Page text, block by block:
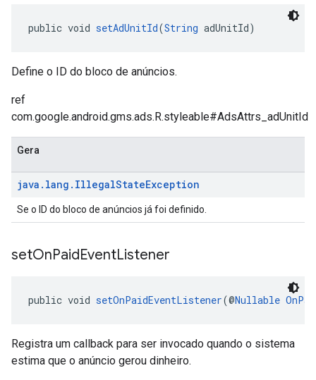
public void setAdUnitId(String adUnitId)
Define o ID do bloco de anúncios.
ref
com.google.android.gms.ads.R.styleable#AdsAttrs_adUnitId
Gera
java . lang . IllegalStateException
Se o ID do bloco de anúncios já foi definido.
setOnPaidEventListener
public void setOnPaidEventListener(@Nullable
Registra um callback para ser invocado quando o sistema
estima que o anúncio gerou dinheiro.